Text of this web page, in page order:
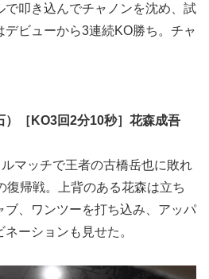
で叩き込んでチャノンを沈め、試
ビューから3連続KO勝ち。チャ
）［KO3回2分10秒］花森成吾
マッチで王者の古橋岳也に敗れ
復帰戦。上背のある花森は立ち
ブ、ワンツーを打ち込み、アッパ
ーションも見せた。